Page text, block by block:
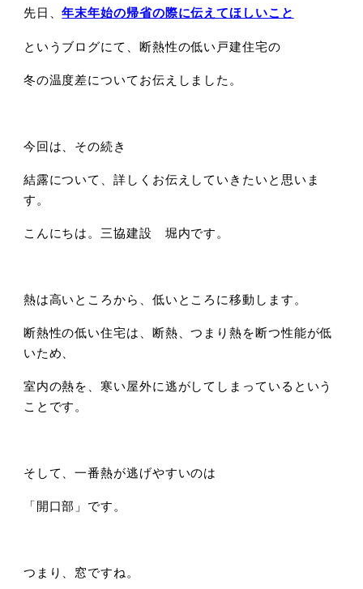
先日、年末年始の帰省の際に伝えてほしいこと
というブログにて、断熱性の低い戸建住宅の
冬の温度差についてお伝えしました。
今回は、その続き
結露について、詳しくお伝えしていきたいと思いま
す。
こんにちは。三協建設 堀内です。
熱は高いところから、低いところに移動します。
断熱性の低い住宅は、断熱、つまり熱を断つ性能が低
いため、
室内の熱を、寒い屋外に逃がしてしまっているという
ことです。
そして、一番熱が逃げやすいのは
「開口部」です。
つまり、窓ですね。